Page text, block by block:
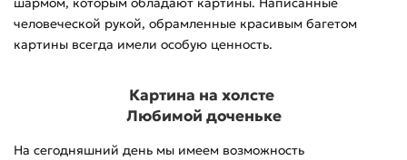
человеческой рукой, обрамленные красивым багетом
картины всегда имели особую ценность.
Картина на холсте
Любимой доченьке
На сегодняшний день мы имеем возможность